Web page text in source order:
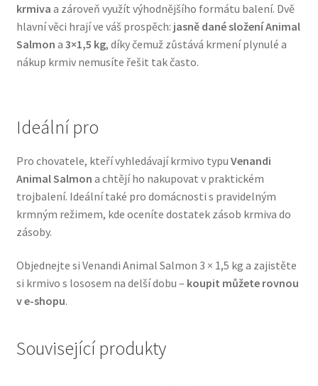
Přepravky pro psy
Purizon pro psy — Vysoký obsah masa, bez obilovin
Veterinární dieta pro psy
Vodítka a obojky
Wolf of Wilderness
krmiva a zároveň využít výhodnějšího formátu balení. Dvě
hlavní věci hrají ve váš prospěch: jasně dané složení Animal
Salmon a 3×1,5 kg, díky čemuž zůstává krmení plynulé a
nákup krmiv nemusíte řešit tak často.
Ideální pro
Pro chovatele, kteří vyhledávají krmivo typu Venandi
Animal Salmon a chtějí ho nakupovat v praktickém
trojbalení. Ideální také pro domácnosti s pravidelným
krmným režimem, kde oceníte dostatek zásob krmiva do
zásoby.
Objednejte si Venandi Animal Salmon 3 × 1,5 kg a zajistěte
si krmivo s lososem na delší dobu – koupit můžete rovnou
v e-shopu.
Související produkty